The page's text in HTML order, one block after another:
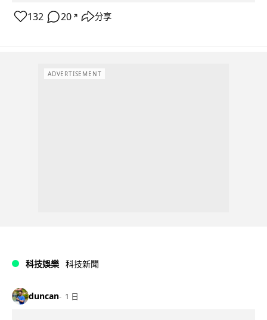
132 20 ↗ 分享
ADVERTISEMENT
科技娛樂 科技新聞
duncan 1 日